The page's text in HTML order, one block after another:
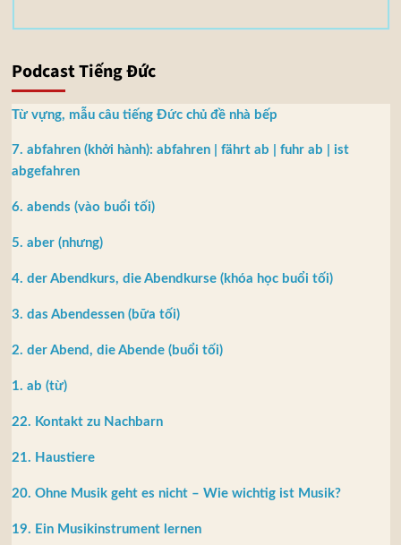
Podcast Tiếng Đức
Từ vựng, mẫu câu tiếng Đức chủ đề nhà bếp
7. abfahren (khởi hành): abfahren | fährt ab | fuhr ab | ist
abgefahren
6. abends (vào buổi tối)
5. aber (nhưng)
4. der Abendkurs, die Abendkurse (khóa học buổi tối)
3. das Abendessen (bữa tối)
2. der Abend, die Abende (buổi tối)
1. ab (từ)
22. Kontakt zu Nachbarn
21. Haustiere
20. Ohne Musik geht es nicht – Wie wichtig ist Musik?
19. Ein Musikinstrument lernen